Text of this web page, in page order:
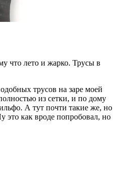
что лето и жарко. Трусы в
трусов на заре моей
из сетки, и по дому
А тут почти такие же, но
это как вроде попробовал, но